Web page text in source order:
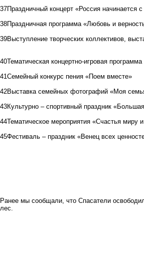
37Праздничный концерт «Россия начинается
38Праздничная программа «Любовь и
39Выступление творческих коллективов,
40Тематическая концертно-игровая
41Семейный конкурс пения «Поем вместе»
42Выставка семейных фотографий «Моя
43Культурно – спортивный праздник
44Тематическое мероприятия «Счастья миру
45Фестиваль – праздник «Венец всех
Ранее мы сообщали, что Спасатели
лес.